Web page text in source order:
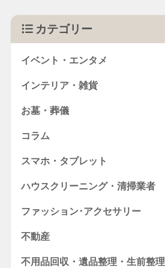
カテゴリー
イベント・エンタメ
インテリア・雑貨
お墓・葬儀
コラム
スマホ・タブレット
ハウスクリーニング・清掃業者
ファッション･アクセサリー
不動産
不用品回収・遺品整理・生前整理